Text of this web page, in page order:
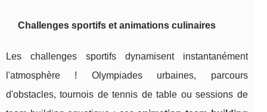
Challenges sportifs et animations culinaires
Les challenges sportifs dynamisent instantanément
l'atmosphère ! Olympiades urbaines, parcours
d'obstacles, tournois de tennis de table ou sessions de